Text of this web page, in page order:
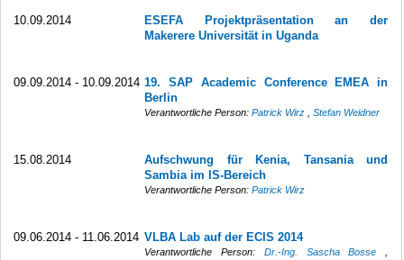
10.09.2014
ESEFA Projektpräsentation an der
Makerere Universität in Uganda
09.09.2014 - 10.09.2014 19. SAP Academic Conference EMEA in
Berlin
Verantwortliche Person:Patrick Wirz ,Stefan Weidner
15.08.2014
Aufschwung für Kenia, Tansania und
Sambia im IS-Bereich
Verantwortliche Person:Patrick Wirz
09.06.2014 - 11.06.2014 VLBA Lab auf der ECIS 2014
Verantwortliche Person: Dr.-Ing. Sascha Bosse